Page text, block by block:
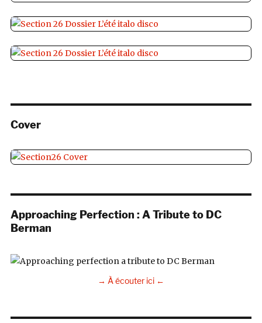
Cover
Approaching Perfection : A Tribute to DC
Berman
→ À écouter ici ←